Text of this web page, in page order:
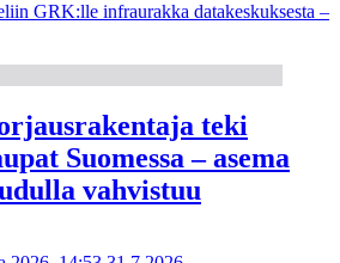
GRK:lle infraurakka datakeskuksesta –
teki
Suomessa – asema
vahvistuu